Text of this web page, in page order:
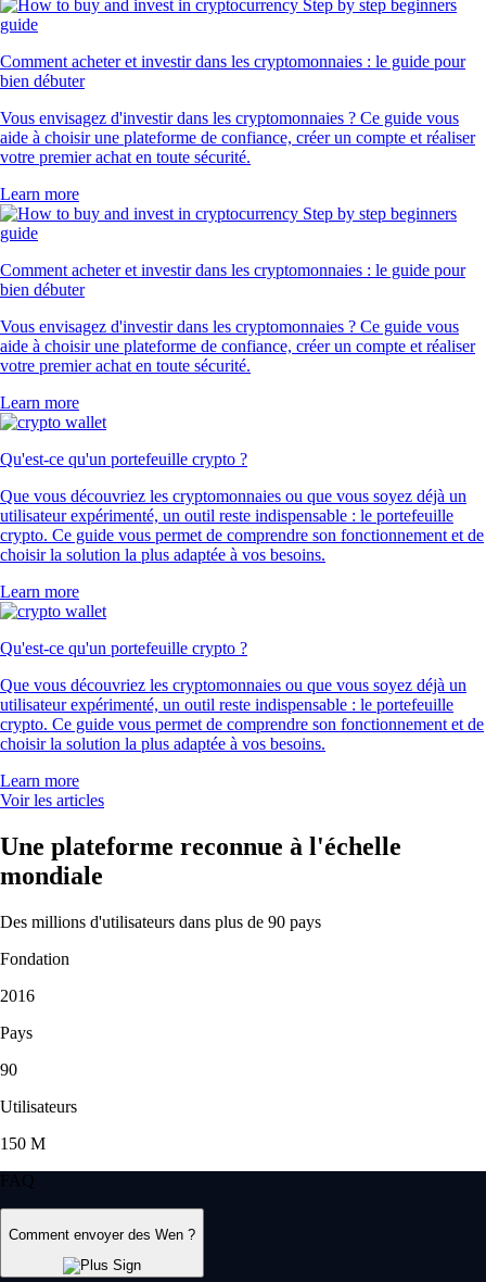
Comment acheter et investir dans les cryptomonnaies : le guide pour
bien débuter
Vous envisagez d'investir dans les cryptomonnaies ? Ce guide vous
aide à choisir une plateforme de confiance, créer un compte et réaliser
votre premier achat en toute sécurité.
Learn more
Comment acheter et investir dans les cryptomonnaies : le guide pour
bien débuter
Vous envisagez d'investir dans les cryptomonnaies ? Ce guide vous
aide à choisir une plateforme de confiance, créer un compte et réaliser
votre premier achat en toute sécurité.
Learn more
Qu'est-ce qu'un portefeuille crypto ?
Que vous découvriez les cryptomonnaies ou que vous soyez déjà un
utilisateur expérimenté, un outil reste indispensable : le portefeuille
crypto. Ce guide vous permet de comprendre son fonctionnement et de
choisir la solution la plus adaptée à vos besoins.
Learn more
Qu'est-ce qu'un portefeuille crypto ?
Que vous découvriez les cryptomonnaies ou que vous soyez déjà un
utilisateur expérimenté, un outil reste indispensable : le portefeuille
crypto. Ce guide vous permet de comprendre son fonctionnement et de
choisir la solution la plus adaptée à vos besoins.
Learn more
Voir les articles
Une plateforme reconnue à l'échelle
mondiale
Des millions d'utilisateurs dans plus de 90 pays
Fondation
2016
Pays
90
Utilisateurs
150 M
FAQ
Comment envoyer des Wen ?